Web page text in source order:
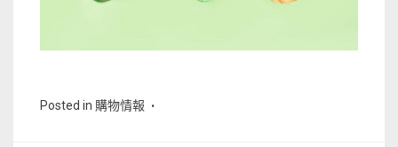
Posted in 購物情報